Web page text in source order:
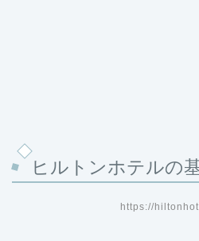
ヒルトンホテルの
https://